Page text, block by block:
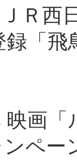
Ｒ西
「
映画
ペー